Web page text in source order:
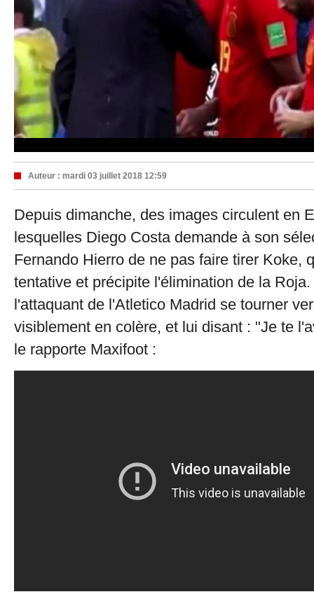
Auteur : mardi 03 juillet 2018 12:59
Depuis dimanche, des images circulent en
lesquelles Diego Costa demande à son
Fernando Hierro de ne pas faire tirer Koke,
tentative et précipite l'élimination de la
l'attaquant de l'Atletico Madrid se tourner
visiblement en colère, et lui disant : "Je te
le rapporte Maxifoot :